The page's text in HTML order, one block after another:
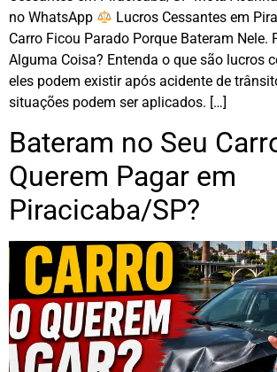
no WhatsApp
Lucros Cessantes em
Carro Ficou Parado Porque Bateram Nele.
Alguma Coisa? Entenda o que são lucros
eles podem existir após acidente de
situações podem ser aplicados. […]
Bateram no Seu
Querem Pagar em
Piracicaba/SP?